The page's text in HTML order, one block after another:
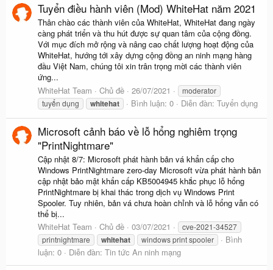
Tuyển điều hành viên (Mod) WhiteHat năm 2021
Thân chào các thành viên của WhiteHat, WhiteHat đang ngày
càng phát triển và thu hút được sự quan tâm của cộng đồng.
Với mục đích mở rộng và nâng cao chất lượng hoạt động của
WhiteHat, hướng tới xây dựng cộng đồng an ninh mạng hàng
đầu Việt Nam, chúng tôi xin trân trọng mời các thành viên
ứng...
WhiteHat Team
Chủ đề 26/07/2021
moderator
tuyển dụng
whitehat Bình luận: 0 Diễn đàn: Tuyển dụng
Microsoft cảnh báo về lỗ hổng nghiêm trọng
"PrintNightmare"
Cập nhật 8/7: Microsoft phát hành bản vá khẩn cấp cho
Windows PrintNightmare zero-day Microsoft vừa phát hành bản
cập nhật bảo mật khẩn cấp KB5004945 khắc phục lỗ hổng
PrintNightmare bị khai thác trong dịch vụ Windows Print
Spooler. Tuy nhiên, bản vá chưa hoàn chỉnh và lỗ hổng vẫn có
thể bị...
WhiteHat Team
Chủ đề 03/07/2021
cve-2021-34527
printnightmare
whitehat windows print spooler
Bình
luận: 0
Diễn đàn: Tin tức An ninh mạng